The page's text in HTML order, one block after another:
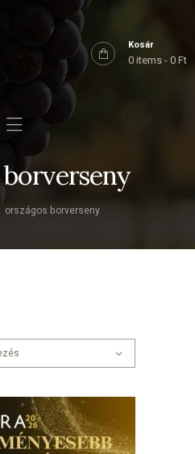
Kosár
0 items - 0 Ft
országos borverseny